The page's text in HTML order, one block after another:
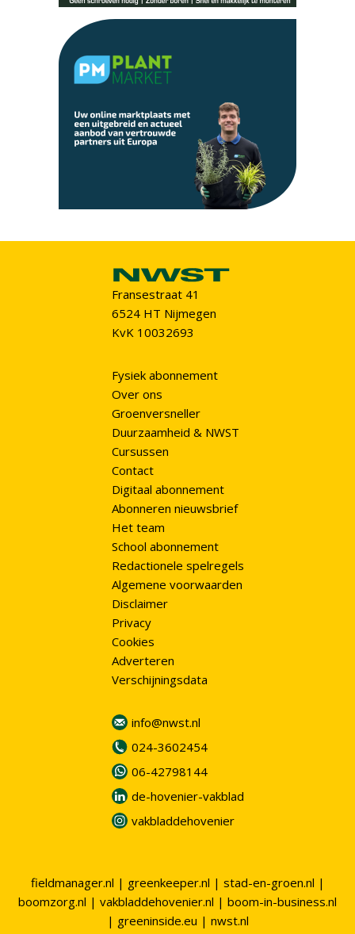
Fransestraat 41
6524 HT Nijmegen
KvK 10032693
Fysiek abonnement
Over ons
Groenversneller
Duurzaamheid & NWST
Cursussen
Contact
Digitaal abonnement
Abonneren nieuwsbrief
Het team
School abonnement
Redactionele spelregels
Algemene voorwaarden
Disclaimer
Privacy
Cookies
Adverteren
Verschijningsdata
info@nwst.nl
024-3602454
06-42798144
de-hovenier-vakblad
vakbladdehovenier
fieldmanager.nl | greenkeeper.nl | stad-en-groen.nl |
boomzorg.nl | vakbladdehovenier.nl | boom-in-business.nl
| greeninside.eu | nwst.nl